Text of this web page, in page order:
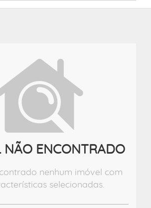
NÃO ENCONTRADO
nenhum imóvel com
selecionadas.